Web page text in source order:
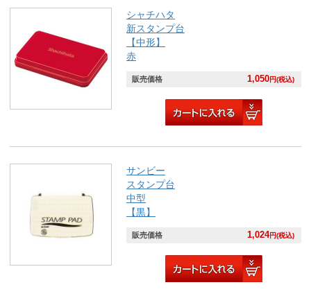
シャチハタ
新スタンプ台
【中形】
赤
販売価格 1,050円(税込)
サンビー
スタンプ台
中型
【黒】
販売価格 1,024円(税込)